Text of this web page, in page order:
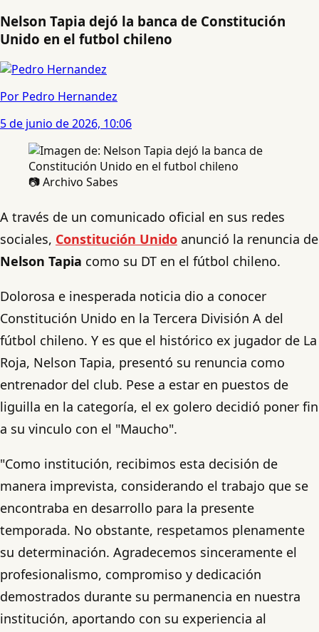
Nelson Tapia dejó la banca de Constitución
Unido en el futbol chileno
Por Pedro Hernandez
5 de junio de 2026, 10:06
📷 Archivo Sabes
A través de un comunicado oficial en sus redes
sociales, Constitución Unido anunció la renuncia de
Nelson Tapia como su DT en el fútbol chileno.
Dolorosa e inesperada noticia dio a conocer
Constitución Unido en la Tercera División A del
fútbol chileno. Y es que el histórico ex jugador de La
Roja, Nelson Tapia, presentó su renuncia como
entrenador del club. Pese a estar en puestos de
liguilla en la categoría, el ex golero decidió poner fin
a su vinculo con el "Maucho".
"Como institución, recibimos esta decisión de
manera imprevista, considerando el trabajo que se
encontraba en desarrollo para la presente
temporada. No obstante, respetamos plenamente
su determinación. Agradecemos sinceramente el
profesionalismo, compromiso y dedicación
demostrados durante su permanencia en nuestra
institución, aportando con su experiencia al